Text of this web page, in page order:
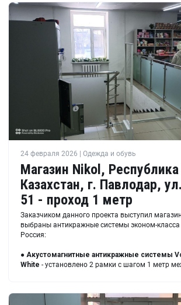
24 февраля 2026 | Одежда и обувь
Магазин Nikol, Республика
Казахстан, г. Павлодар,
51 - проход 1 метр
Заказчиком данного проекта выступил
выбраны антикражные системы эконом-класса
Россия:
● Акустомагнитные антикражные системы
White - установлено 2 рамки с шагом 1 метр